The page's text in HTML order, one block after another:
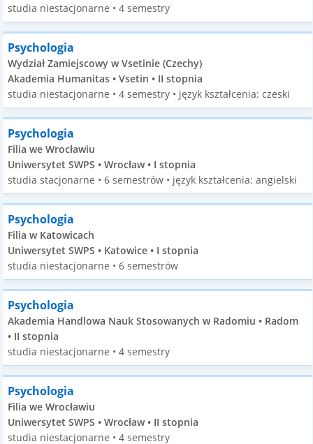
studia niestacjonarne • 4 semestry
Psychologia
Wydział Zamiejscowy w Vsetinie (Czechy)
Akademia Humanitas • Vsetin • II stopnia
studia niestacjonarne • 4 semestry • język kształcenia: czeski
Psychologia
Filia we Wrocławiu
Uniwersytet SWPS • Wrocław • I stopnia
studia stacjonarne • 6 semestrów • język kształcenia: angielski
Psychologia
Filia w Katowicach
Uniwersytet SWPS • Katowice • I stopnia
studia niestacjonarne • 6 semestrów
Psychologia
Akademia Handlowa Nauk Stosowanych w Radomiu • Radom
• II stopnia
studia niestacjonarne • 4 semestry
Psychologia
Filia we Wrocławiu
Uniwersytet SWPS • Wrocław • II stopnia
studia niestacjonarne • 4 semestry